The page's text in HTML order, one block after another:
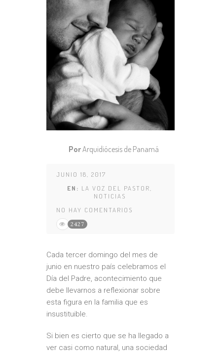
PorArquidiócesis de Panamá
JUNIO 18, 2017
EN: LA VOZ DEL PASTOR
NOTICIAS
NO HAY COMENTARIOS
2427
Cada tercer domingo del mes de
junio en nuestro país celebramos el
Día del Padre, acontecimiento que
debe llevarnos a reflexionar sobre
esta figura en la familia que es
insustituible.
Si bien es cierto que se ha llegado a
ver casi como natural, una sociedad